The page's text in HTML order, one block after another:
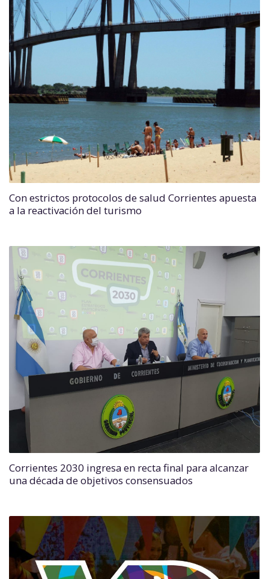
Con estrictos protocolos de salud Corrientes apuesta
a la reactivación del turismo
Corrientes 2030 ingresa en recta final para alcanzar
una década de objetivos consensuados